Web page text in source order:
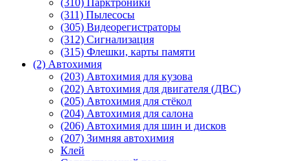
(310) Парктроники
(311) Пылесосы
(305) Видеорегистраторы
(312) Сигнализация
(315) Флешки, карты памяти
(2) Автохимия
(203) Автохимия для кузова
(202) Автохимия для двигателя (ДВС)
(205) Автохимия для стёкол
(204) Автохимия для салона
(206) Автохимия для шин и дисков
(207) Зимняя автохимия
Клей